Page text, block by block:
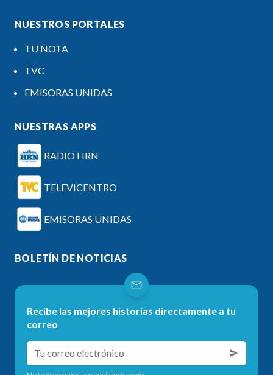
NUESTROS PORTALES
TU NOTA
TVC
EMISORAS UNIDAS
NUESTRAS APPS
RADIO HRN
TELEVICENTRO
EMISORAS UNIDAS
BOLETÍN DE NOTICIAS
Recibe las mejores historias directamente a tu
correo